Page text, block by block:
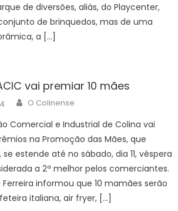
de diversões, aliás, do Playcenter,
de brinquedos, mas de uma
a […]
vai premiar 10 mães
Author
O Colinense
Comercial e Industrial de Colina vai
na Promoção das Mães, que
estende até no sábado, dia 11, véspera
a 2ª melhor pelos comerciantes.
informou que 10 mamães serão
italiana, air fryer, […]